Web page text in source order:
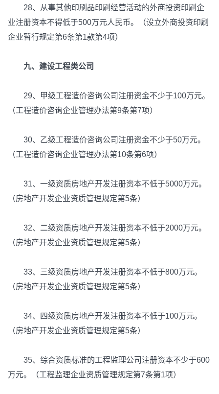
28、从事其他印刷品印刷经营活动的外商投资印刷企
业注册资本不得低于500万元人民币。（设立外商投资印刷
企业暂行规定第6条第1款第4项）
九、建设工程类公司
29、甲级工程造价咨询公司注册资金不少于100万元。
（工程造价咨询企业管理办法第9条第7项）
30、乙级工程造价咨询公司注册资金不少于50万元。
（工程造价咨询企业管理办法第10条第6项）
31、一级资质房地产开发注册资本不低于5000万元。
（房地产开发企业资质管理规定第5条）
32、二级资质房地产开发注册资本不低于2000万元。
（房地产开发企业资质管理规定第5条）
33、三级资质房地产开发注册资本不低于800万元。
（房地产开发企业资质管理规定第5条）
34、四级资质房地产开发注册资本不低于100万元。
（房地产开发企业资质管理规定第5条）
35、综合资质标准的工程监理公司注册资本不少于600
万元。（工程监理企业资质管理规定第7条第1项）